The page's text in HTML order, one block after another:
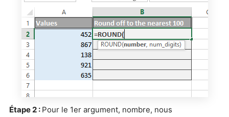
Étape 2 : Pour le 1er argument, nombre, nous